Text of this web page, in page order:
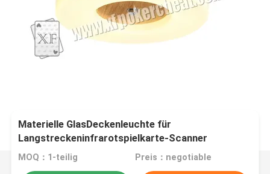
Materielle GlasDeckenleuchte für
Langstreckeninfrarotspielkarte-Scanner
MOQ：1-teilig Preis：negotiable